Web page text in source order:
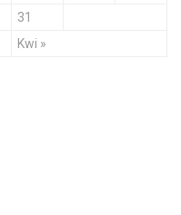
Kwi »
31